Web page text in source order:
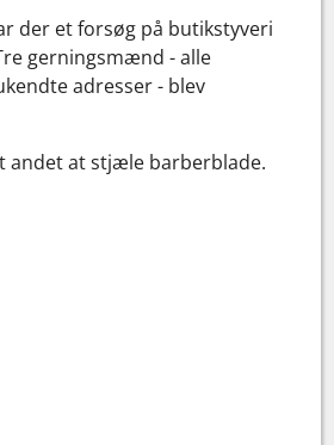
der et forsøg på butikstyveri
gerningsmænd - alle
adresser - blev
andet at stjæle barberblade.